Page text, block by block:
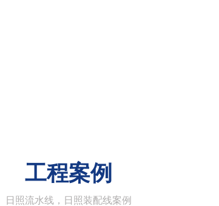
工程案例
日照流水线，日照装配线案例